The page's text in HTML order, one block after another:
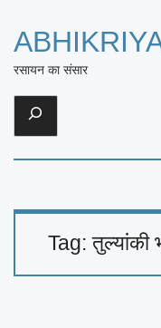
रसायन का संसार
Search
Tag:तुल्यांकी